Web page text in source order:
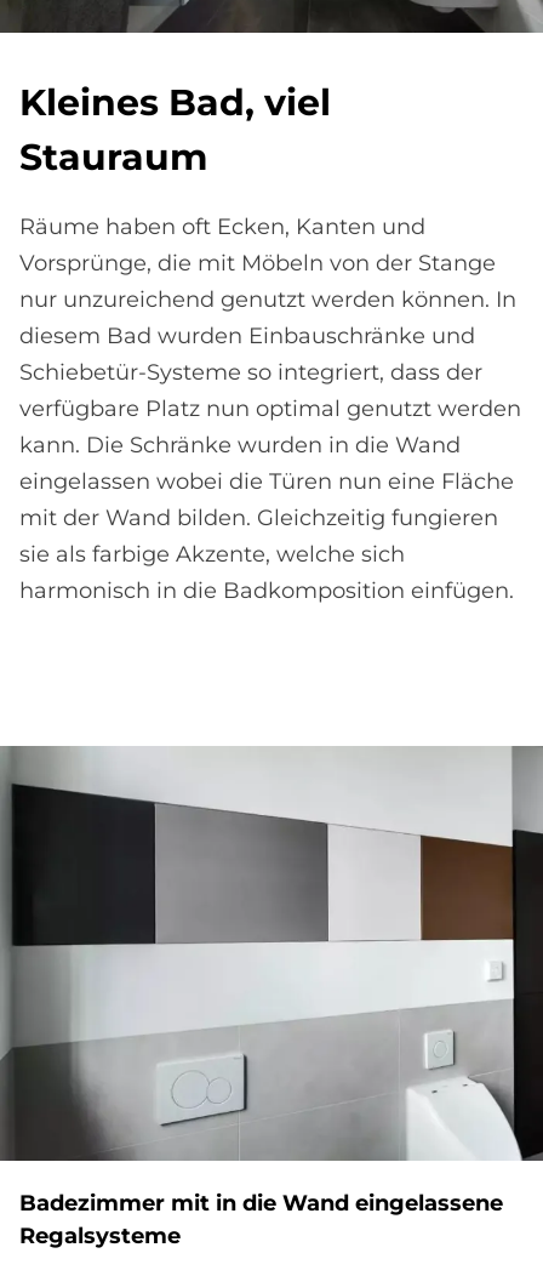
Klei­nes Bad, viel
Stau­raum
Räume haben oft Ecken, Kanten und
Vorsprünge, die mit Möbeln von der Stange
nur unzureichend genutzt werden können. In
diesem Bad wurden Einbauschränke und
Schiebetür-Systeme so integriert, dass der
verfügbare Platz nun optimal genutzt werden
kann. Die Schränke wurden in die Wand
eingelassen wobei die Türen nun eine Fläche
mit der Wand bilden. Gleichzeitig fungieren
sie als farbige Akzente, welche sich
harmonisch in die Badkomposition einfügen.
Ba­de­zim­mer mit in die Wand ein­ge­las­se­ne
Re­gal­sy­ste­me